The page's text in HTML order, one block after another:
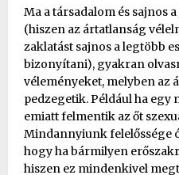
Ma a társadalom és sajnos
(hiszen az ártatlanság
zaklatást sajnos a legtöbb
bizonyítani), gyakran
véleményeket, melyben az
pedzegetik. Például ha
emiatt felmentik az őt
Mindannyiunk felelőssége
hogy ha bármilyen
hiszen ez mindenkivel